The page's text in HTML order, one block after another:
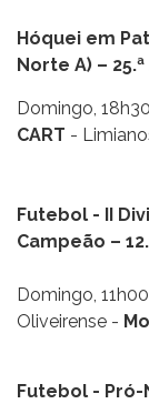
Hóquei em
Norte A) –
Domingo, 18h30
CART -
Futebol - II
Campeão –
Domingo, 11h00
Oliveirense -
Futebol - Pró-